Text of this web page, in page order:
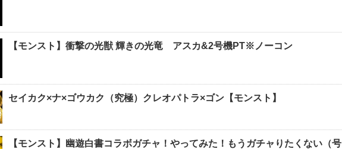
【モンスト】衝撃の光獣 輝きの光竜 アスカ&2号機PT※ノーコン
セイカク×ナ×ゴウカク（究極）クレオパトラ×ゴン【モンスト】
【モンスト】幽遊白書コラボガチャ！やってみた！もうガチャりたくない（号